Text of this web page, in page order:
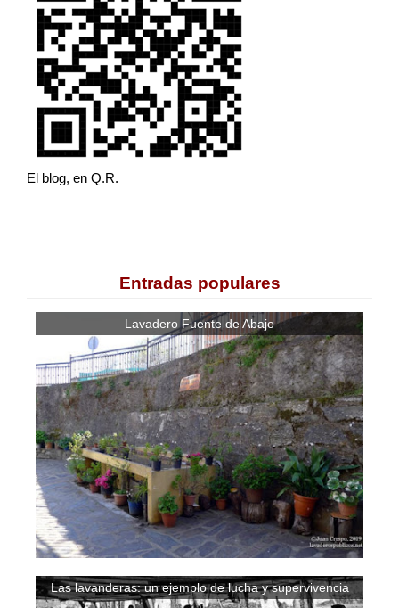
El blog, en Q.R.
Entradas populares
Lavadero Fuente de Abajo
Las lavanderas: un ejemplo de lucha y supervivencia